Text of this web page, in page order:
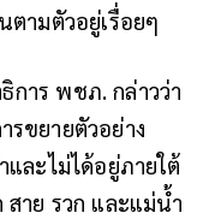
ามตัวอยู่เรื่อยๆ
การ พชภ. กล่าวว่า
ขยายตัวอย่าง
ละไม่ได้อยู่ภายใต้
าย รวก และแม่น้ำ